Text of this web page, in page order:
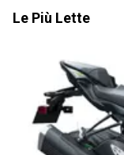
Le Più Lette